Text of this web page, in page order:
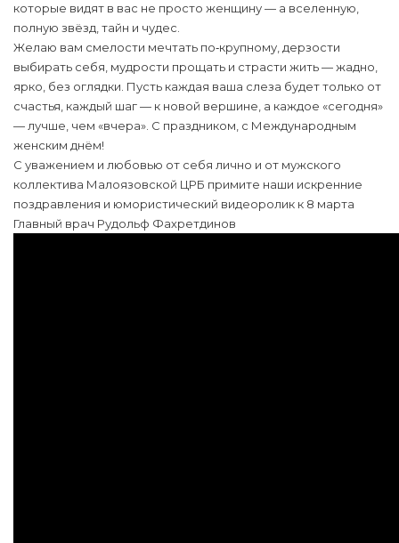
которые видят в вас не просто женщину — а вселенную,
полную звёзд, тайн и чудес.
Желаю вам смелости мечтать по‑крупному, дерзости
выбирать себя, мудрости прощать и страсти жить — жадно,
ярко, без оглядки. Пусть каждая ваша слеза будет только от
счастья, каждый шаг — к новой вершине, а каждое «сегодня»
— лучше, чем «вчера». С праздником, с Международным
женским днём!
С уважением и любовью от себя лично и от мужского
коллектива Малоязовской ЦРБ примите наши искренние
поздравления и юмористический видеоролик к 8 марта
Главный врач Рудольф Фахретдинов